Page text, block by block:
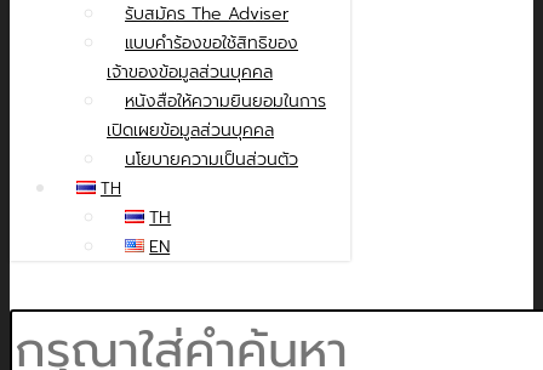
รับสมัคร The Adviser
แบบคำร้องขอใช้สิทธิของ
เจ้าของข้อมูลส่วนบุคคล
หนังสือให้ความยินยอมในการ
เปิดเผยข้อมูลส่วนบุคคล
นโยบายความเป็นส่วนตัว
TH
TH
EN